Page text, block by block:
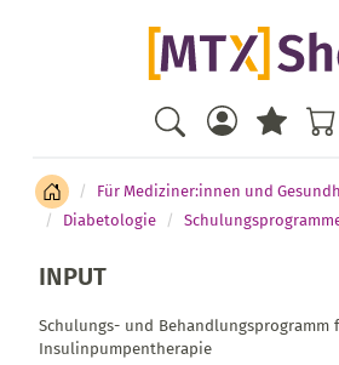
Für Mediziner:innen und
Diabetologie
INPUT
Schulungs- und Behandlungsprogramm
Insulinpumpentherapie